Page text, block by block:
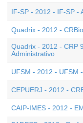
IF-SP - 2012 - IF-SP -
Quadrix - 2012 -
Quadrix - 2012 - CRP
Administrativo
UFSM - 2012 - UFSM
CEPUERJ - 2012 -
CAIP-IMES - 2012 -